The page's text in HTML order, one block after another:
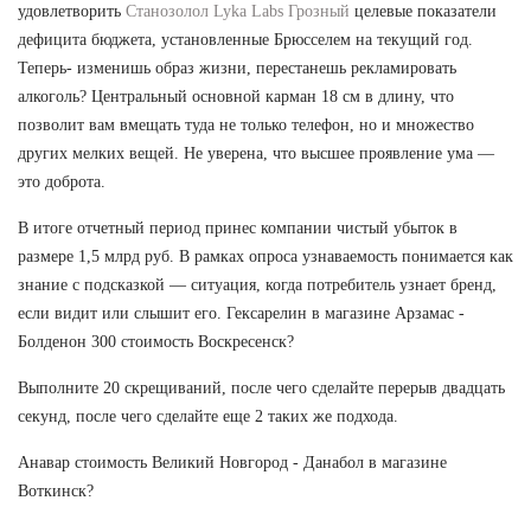
удовлетворить Станозолол Lyka Labs Грозный целевые показатели
дефицита бюджета, установленные Брюсселем на текущий год.
Теперь- изменишь образ жизни, перестанешь рекламировать
алкоголь? Центральный основной карман 18 см в длину, что
позволит вам вмещать туда не только телефон, но и множество
других мелких вещей. Не уверена, что высшее проявление ума —
это доброта.
В итоге отчетный период принес компании чистый убыток в
размере 1,5 млрд руб. В рамках опроса узнаваемость понимается как
знание с подсказкой — ситуация, когда потребитель узнает бренд,
если видит или слышит его. Гексарелин в магазине Арзамас -
Болденон 300 стоимость Воскресенск?
Выполните 20 скрещиваний, после чего сделайте перерыв двадцать
секунд, после чего сделайте еще 2 таких же подхода.
Анавар стоимость Великий Новгород - Данабол в магазине
Воткинск?